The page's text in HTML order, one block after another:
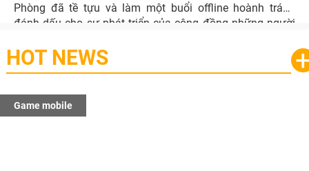
Phòng đã tề tựu và làm một buổi offline hoành tráng
đánh dấu cho sự phát triển của cộng đồng những người
HOT NEWS
Game mobile